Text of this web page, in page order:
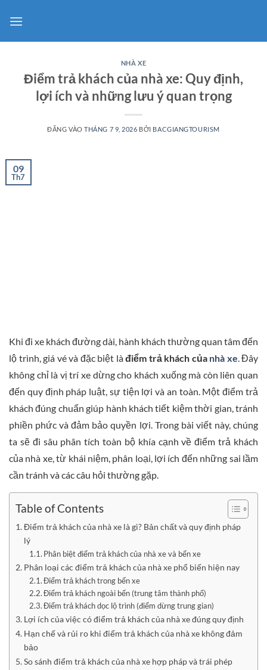
qua
NHÀ XE
Điểm trả khách của nhà xe: Quy định,
lợi ích và những lưu ý quan trọng
ĐĂNG VÀOTHÁNG 7 9, 2026 BỞI BACGIANGTOURISM
09
Th7
Khi đi xe khách đường dài, hành khách thường quan tâm đến
lộ trình, giá vé và đặc biệt làđiểm trả khách của nhà xe. Đây
không chỉ là vị trí xe dừng cho khách xuống mà còn liên quan
đến quy định pháp luật, sự tiện lợi và an toàn. Một điểm trả
khách đúng chuẩn giúp hành khách tiết kiệm thời gian, tránh
phiền phức và đảm bảo quyền lợi. Trong bài viết này, chúng
ta sẽ đi sâu phân tích toàn bộ khía cạnh về điểm trả khách
của nhà xe, từ khái niệm, phân loại, lợi ích đến những sai lầm
cần tránh và các câu hỏi thường gặp.
Table of Contents
Điểm trả khách của nhà xe là gì? Bản chất và quy định pháp
lý
Phân biệt điểm trả khách của nhà xe và bến xe
Phân loại các điểm trả khách của nhà xe phổ biến hiện nay
Điểm trả khách trong bến xe
Điểm trả khách ngoài bến (trung tâm thành phố)
Điểm trả khách dọc lộ trình (điểm dừng trung gian)
Lợi ích của việc có điểm trả khách của nhà xe đúng quy định
Hạn chế và rủi ro khi điểm trả khách của nhà xe không đảm
bảo
So sánh điểm trả khách của nhà xe hợp pháp và trái phép